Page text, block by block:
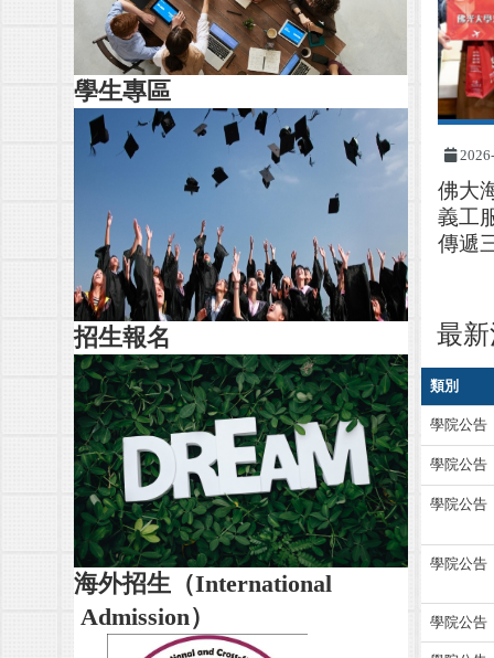
學生專區
招生報名
海外招生（International
Admission）
佛大
義工
傳遞
最
類別
學院公告
學院公告
學院公告
學院公告
學院公告